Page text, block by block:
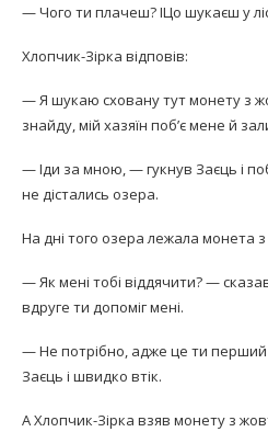
— Чого ти плачеш? ІЦо шукаєш у
Хлопчик-Зірка відповів:
— Я шукаю сховану тут монету з
знайду, мій хазяїн поб’є мене й
— Іди за мною, — гукнув Заєць і
не дістались озера.
На дні того озера лежала монета
— Як мені тобі віддячити? —
вдруге ти допоміг мені.
— Не потрібно, адже це ти
Заєць і швидко втік.
А Хлопчик-Зірка взяв монету з